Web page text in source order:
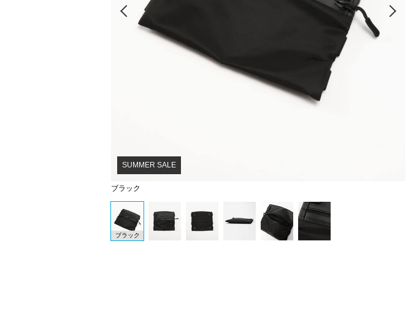
ブラック
Prev
SUMMER SALE
ブラック